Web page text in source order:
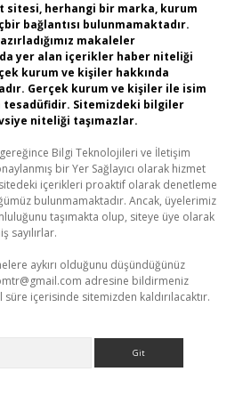
sitesi, herhangi bir marka, kurum
bağlantısı bulunmamaktadır.
makaleler
yer alan içerikler haber niteliği
kurum ve kişiler hakkında
Gerçek kurum ve kişiler ile isim
Sitemizdeki bilgiler
niteliği taşımazlar.
gereğince Bilgi Teknolojileri ve İletişim
bir Yer Sağlayıcı olarak hizmet
içerikleri proaktif olarak denetleme
bulunmamaktadır. Ancak, üyelerimiz
taşımakta olup, siteye üye olarak
sayılırlar.
aykırı olduğunu düşündüğünüz
adresine bildirmeniz
içerisinde sitemizden kaldırılacaktır.